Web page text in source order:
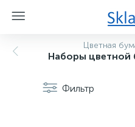
Цветная
Наборы цветной
Фильтр